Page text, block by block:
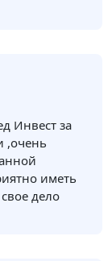
Инвест за
,очень
иметь
дело